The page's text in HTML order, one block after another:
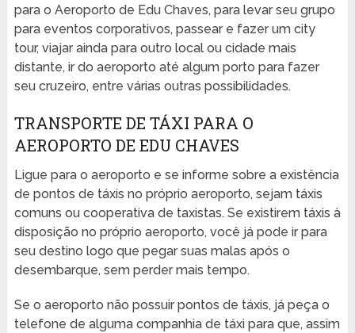
para o Aeroporto de Edu Chaves, para levar seu grupo
para eventos corporativos, passear e fazer um city
tour, viajar ainda para outro local ou cidade mais
distante, ir do aeroporto até algum porto para fazer
seu cruzeiro, entre várias outras possibilidades.
TRANSPORTE DE TÁXI PARA O
AEROPORTO DE EDU CHAVES
Ligue para o aeroporto e se informe sobre a existência
de pontos de táxis no próprio aeroporto, sejam táxis
comuns ou cooperativa de taxistas. Se existirem táxis à
disposição no próprio aeroporto, você já pode ir para
seu destino logo que pegar suas malas após o
desembarque, sem perder mais tempo.
Se o aeroporto não possuir pontos de táxis, já peça o
telefone de alguma companhia de táxi para que, assim